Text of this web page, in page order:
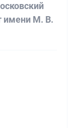
имени М. В.